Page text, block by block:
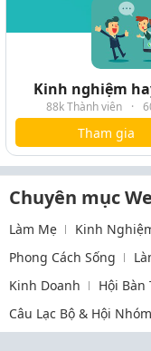
Kinh nghiệm
88k Thành viên ·
Tham gia
Chuyên mục
Làm Mẹ Kinh
Phong Cách Sống
Kinh Doanh
Hội Bàn
Câu Lạc Bộ & Hội Nhóm